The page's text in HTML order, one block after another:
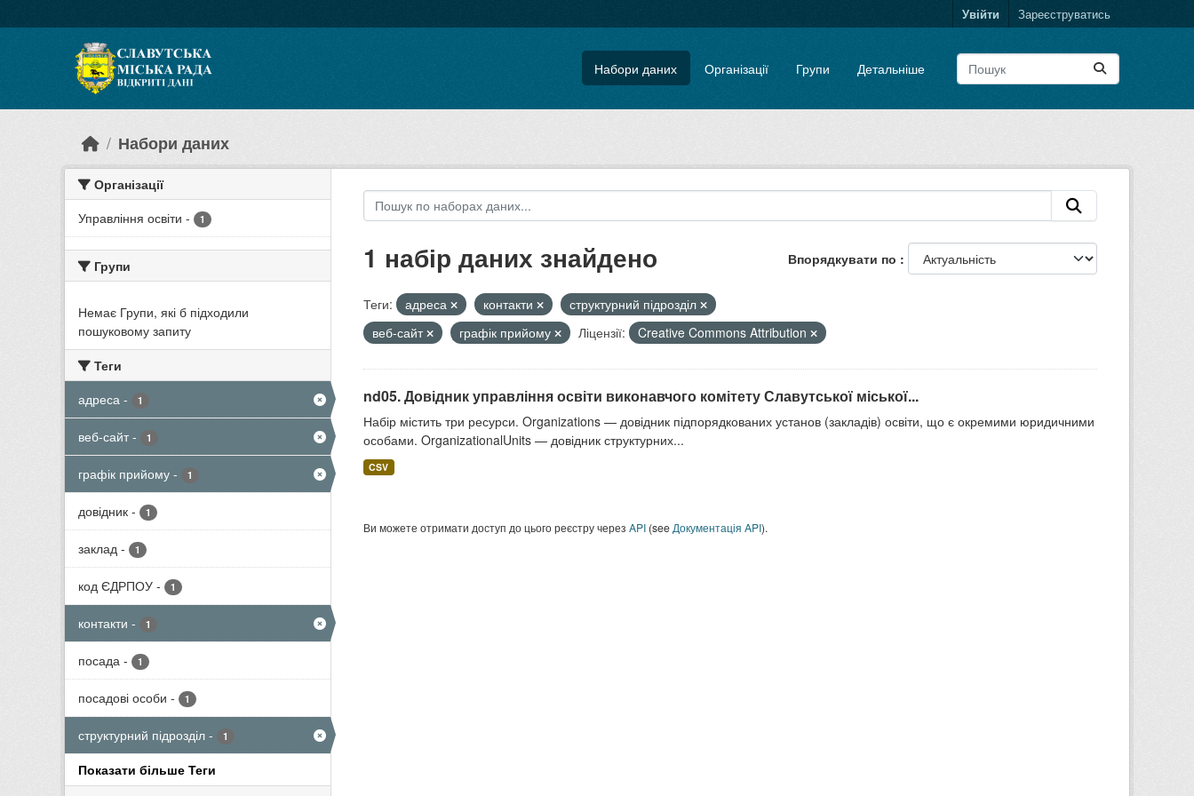
Увійти Зареєструватись
Набори даних Організації Групи Детальніше
Набори даних
Організації
Управління освіти - 1
Групи
Немає Групи, які б підходили
пошуковому запиту
Теги
адреса - 1
веб-сайт - 1
графік прийому - 1
довідник - 1
заклад - 1
код ЄДРПОУ - 1
контакти - 1
посада - 1
посадові особи - 1
структурний підрозділ - 1
Показати більше Теги
Впорядкувати по
1 набір даних знайдено
Теги: адреса контакти
структурний підрозділ
веб-сайт
графік прийому Ліцензії: Creative Commons Attribution
nd05. Довідник управління освіти виконавчого комітету Славутської міської...
Набір містить три ресурси. Organizations — довідник підпорядкованих установ (закладів) освіти, що є окремими юридичними
особами. OrganizationalUnits — довідник структурних...
CSV
Ви можете отримати доступ до цього реєстру через API(see Документація API).